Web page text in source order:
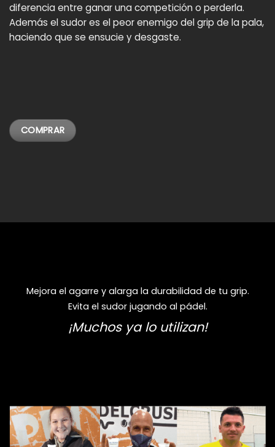
diferencia entre ganar una competición o perderla.
Además el sudor es el peor enemigo del grip de la pala,
haciendo que se ensucie y desgaste.
COMPRAR
Mejora el agarre y alarga la durabilidad de tu grip.
Evita el sudor jugando al pádel.
¡Muchos ya lo utilizan!